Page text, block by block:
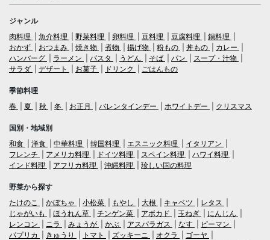
ジャンル
肉料理
魚介料理 野菜料理 卵料理 豆料理 豆腐料理
鍋料理
おかず
おつまみ 焼き物 煮物 揚げ物 粉もの 丼もの
カレー
ハンバーグ
ラーメン パスタ うどん そば パン
スープ・汁物
サラダ
デザート お菓子 ドリンク ごはんもの
季節料理
春
夏 秋 冬 お正月 バレンタインデー ホワイトデー クリスマス
国別・地域別
和食
洋食 中華料理 韓国料理 エスニック料理
イタリアン
フレンチ
アメリカ料理 ドイツ料理 スペイン料理
ハワイ料理
インド料理
アフリカ料理 沖縄料理 珍しい国の料理
野菜から探す
たけのこ
かぼちゃ 小松菜 もやし 大根 キャベツ
レタス
じゃがいも
ほうれん草 チンゲン菜 アボカド 玉ねぎ
にんじん
レンコン
ニラ みょうが かぶ アスパラガス なす
ピーマン
パプリカ
きゅうり トマト ズッキーニ オクラ
ゴーヤ